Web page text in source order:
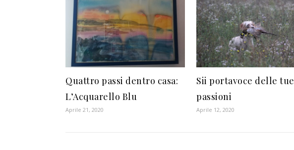
Quattro passi dentro casa:
L’Acquarello Blu
Aprile 21, 2020
Sii portavoce delle tue
passioni
Aprile 12, 2020